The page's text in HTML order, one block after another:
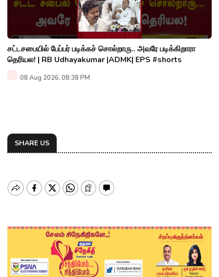
சட்டசபையில் பேப்பர் படிக்கச் சொல்றாரு.. அவரே படிக்கிறாரா
தெரியல! | RB Udhayakumar |ADMK| EPS #shorts
08 Aug 2026, 08:38 PM
SHARE US